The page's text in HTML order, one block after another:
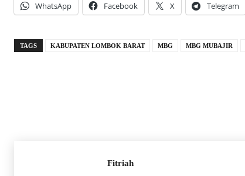
WhatsApp Facebook X Telegram
TAGS KABUPATEN LOMBOK BARAT MBG MBG MUBAJIR
Fitriah